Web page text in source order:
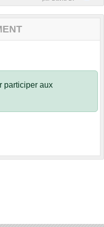
participer aux